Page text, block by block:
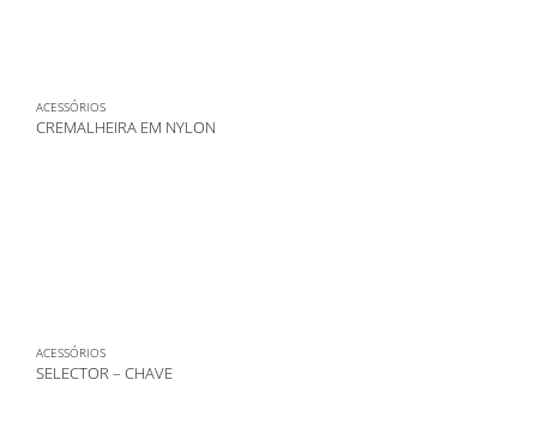
ACESSÓRIOS
CREMALHEIRA EM NYLON
ACESSÓRIOS
SELECTOR – CHAVE